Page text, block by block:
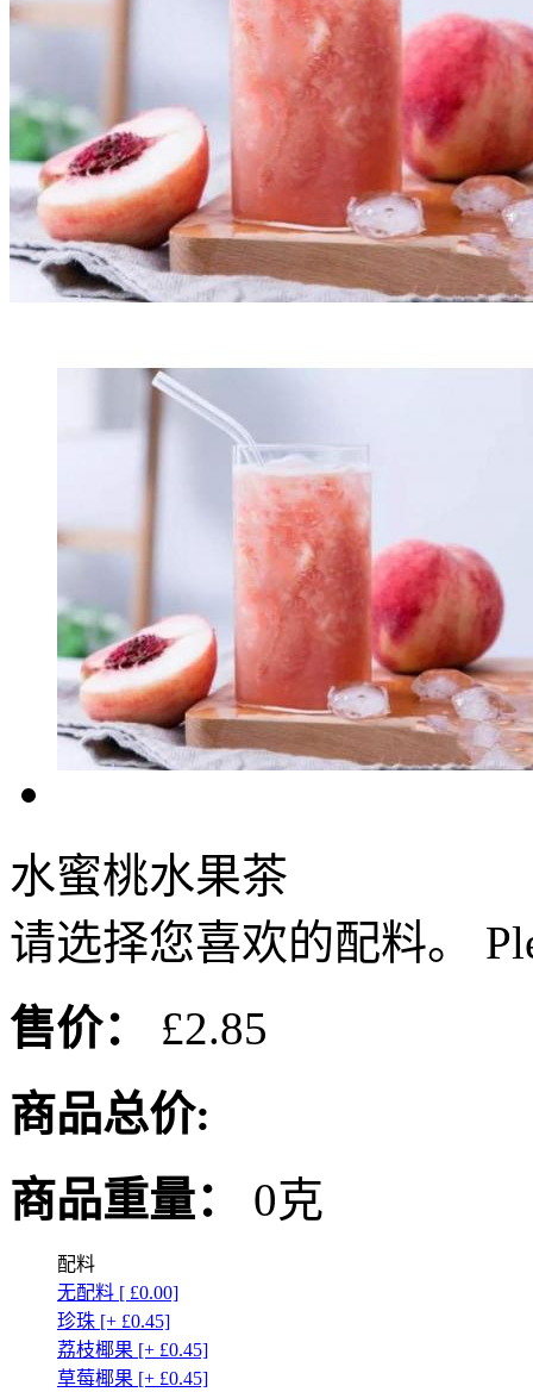
水蜜桃水果茶
请选择您喜欢的配料。
售价：
£2.85
商品总价:
商品重量：
0克
配料
无配料 [ £0.00]
珍珠 [+ £0.45]
荔枝椰果 [+ £0.45]
草莓椰果 [+ £0.45]